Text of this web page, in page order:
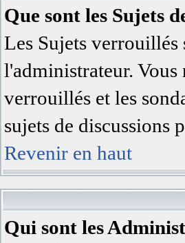
Que sont les Sujets
Les Sujets
l'administrateur. Vous
verrouillés et les
sujets de discussions
Revenir en haut
Qui sont les